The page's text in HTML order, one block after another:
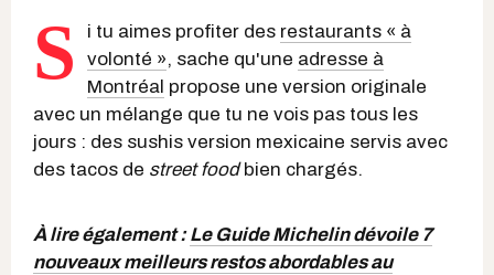
S i tu aimes profiter des restaurants « à
volonté », sache qu'une adresse à
Montréal propose une version originale
avec un mélange que tu ne vois pas tous les
jours : des sushis version mexicaine servis avec
des tacos de street food bien chargés.
À lire également :Le Guide Michelin dévoile 7
nouveaux meilleurs restos abordables au